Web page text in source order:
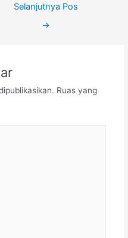
Selanjutnya Pos
→
Ruas yang